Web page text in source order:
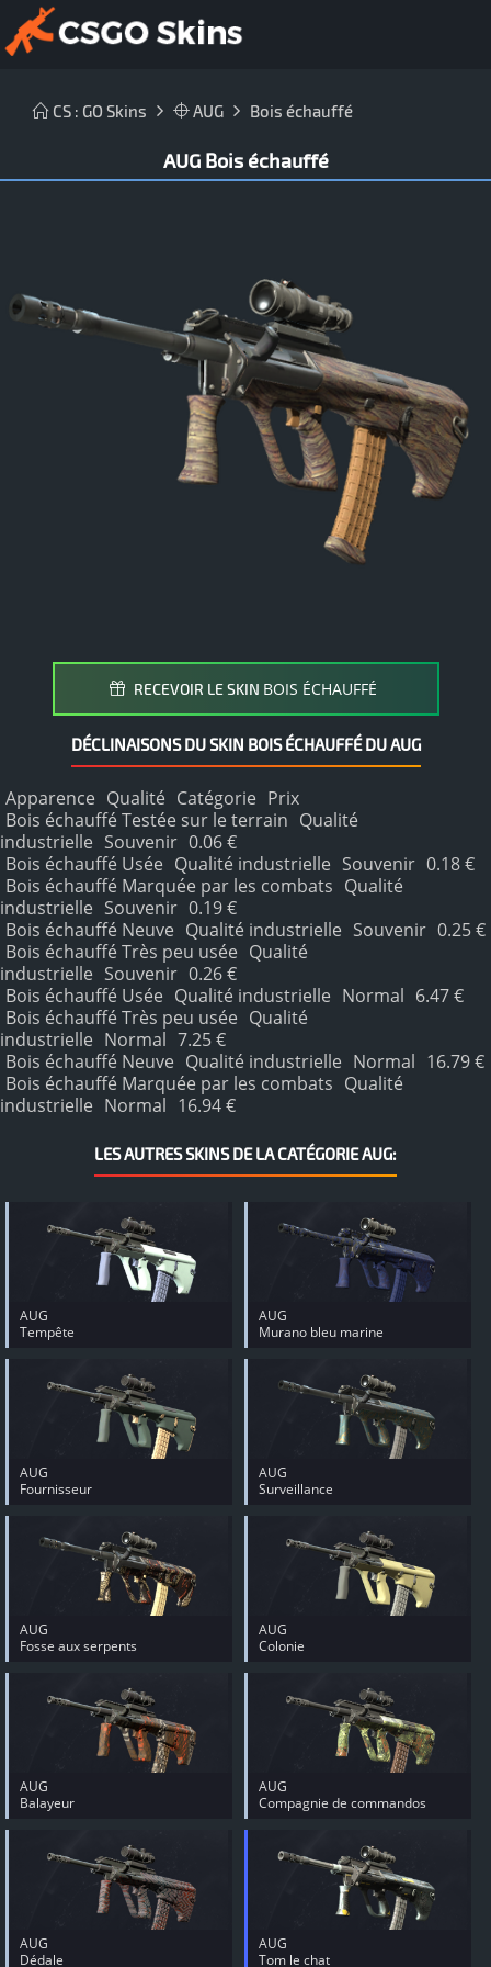
CS : GO Skins AUG Bois échauffé
AUG Bois échauffé
RECEVOIR LE SKIN BOIS ÉCHAUFFÉ
DÉCLINAISONS DU SKIN BOIS ÉCHAUFFÉ DU AUG
Apparence Qualité Catégorie Prix
Bois échauffé Testée sur le terrain Qualité
industrielle Souvenir 0.06 €
Bois échauffé Usée Qualité industrielle Souvenir 0.18 €
Bois échauffé Marquée par les combats Qualité
industrielle Souvenir 0.19 €
Bois échauffé Neuve Qualité industrielle Souvenir 0.25 €
Bois échauffé Très peu usée Qualité
industrielle Souvenir 0.26 €
Bois échauffé Usée Qualité industrielle Normal 6.47 €
Bois échauffé Très peu usée Qualité
industrielle Normal 7.25 €
Bois échauffé Neuve Qualité industrielle Normal 16.79 €
Bois échauffé Marquée par les combats Qualité
industrielle Normal 16.94 €
LES AUTRES SKINS DE LA CATÉGORIE AUG:
AUG
Tempête
AUG
Murano bleu marine
AUG
Fournisseur
AUG
Surveillance
AUG
Fosse aux serpents
AUG
Colonie
AUG
Balayeur
AUG
Compagnie de commandos
AUG
Dédale
AUG
Tom le chat